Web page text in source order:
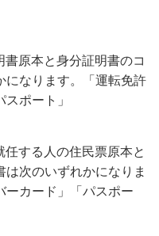
原本と身分証明書のコ
になります。「運転免許
ポート」
する人の住民票原本と
次のいずれかになりま
ーカード」「パスポー